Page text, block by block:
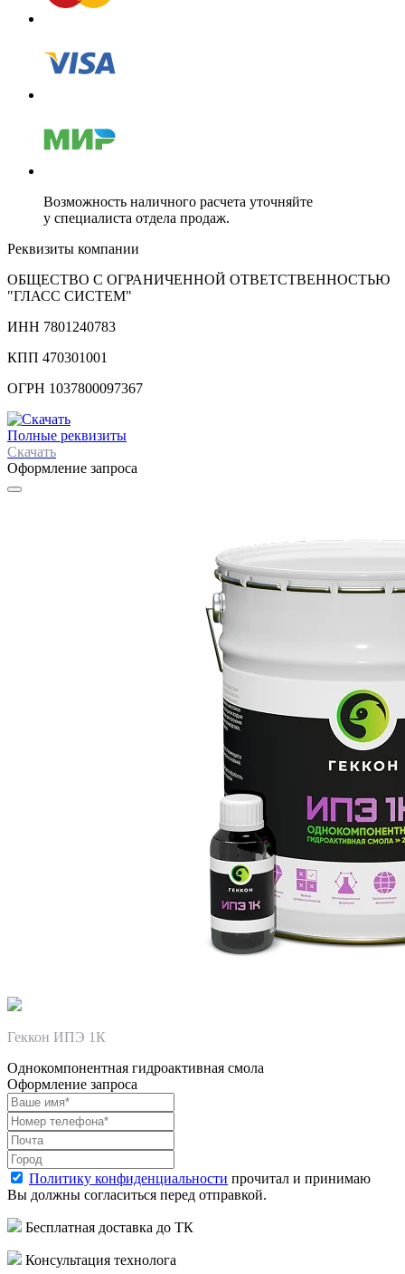
Возможность наличного расчета уточняйте
у специалиста отдела продаж.
Реквизиты компании
ОБЩЕСТВО С ОГРАНИЧЕННОЙ ОТВЕТСТВЕННОСТЬЮ
"ГЛАСС СИСТЕМ"
ИНН 7801240783
КПП 470301001
ОГРН 1037800097367
Полные реквизиты
Скачать
Оформление запроса
Геккон ИПЭ 1К
Однокомпонентная гидроактивная смола
Оформление запроса
Политику конфиденциальности прочитал и принимаю
Вы должны согласиться перед отправкой.
Бесплатная доставка до ТК
Консультация технолога